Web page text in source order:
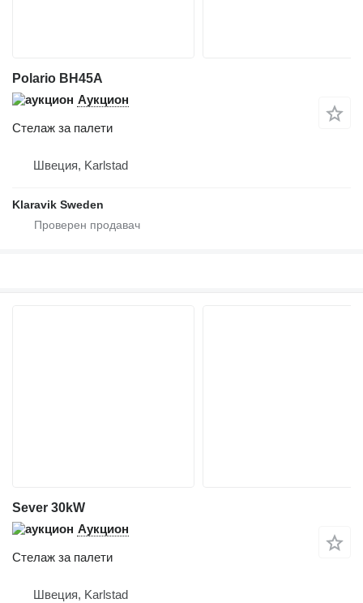
Polario BH45A
Аукцион
Стелаж за палети
Швеция, Karlstad
Klaravik Sweden
Sever 30kW
Аукцион
Стелаж за палети
Швеция, Karlstad